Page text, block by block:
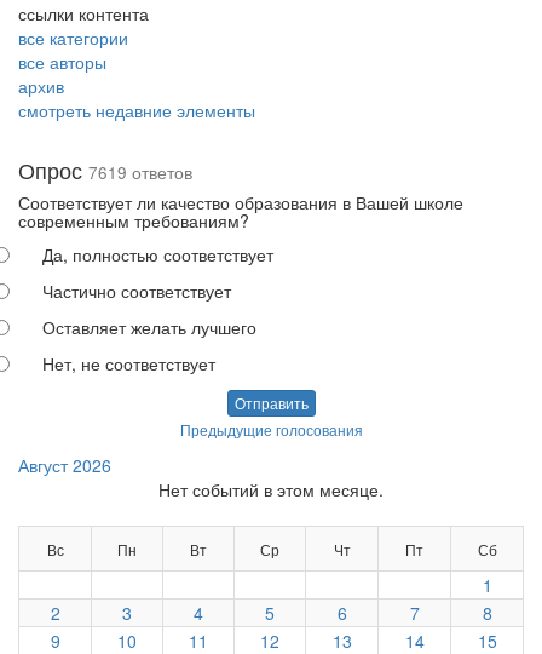
ссылки контента
все категории
все авторы
архив
смотреть недавние элементы
Опрос 7619 ответов
Соответствует ли качество образования в Вашей школе
современным требованиям?
Да, полностью соответствует
Частично соответствует
Оставляет желать лучшего
Нет, не соответствует
Отправить
Предыдущие голосования
Август 2026
Нет событий в этом месяце.
Вс Пн Вт Ср Чт Пт Сб
1
2
3 4 5 6 7
8
9
10 11 12 13 14
15